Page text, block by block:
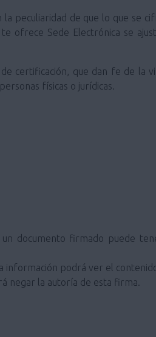
peculiaridad de que lo que se
ofrece Sede Electrónica se
certificación, que dan fe de la
físicas o jurídicas.
documento firmado puede
información podrá ver el
negar la autoría de esta firma.